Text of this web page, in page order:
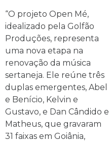
“O projeto Open Mé,
idealizado pela Golfão
Produções, representa
uma nova etapa na
renovação da música
sertaneja. Ele reúne três
duplas emergentes, Abel
e Benício, Kelvin e
Gustavo, e Dan Cândido e
Matheus, que gravaram
31 faixas em Goiânia,